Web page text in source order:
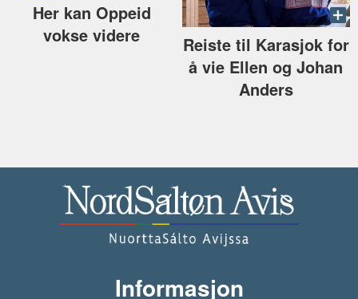
Her kan Oppeid
vokse videre
Reiste til Karasjok for
å vie Ellen og Johan
Anders
Informasjon